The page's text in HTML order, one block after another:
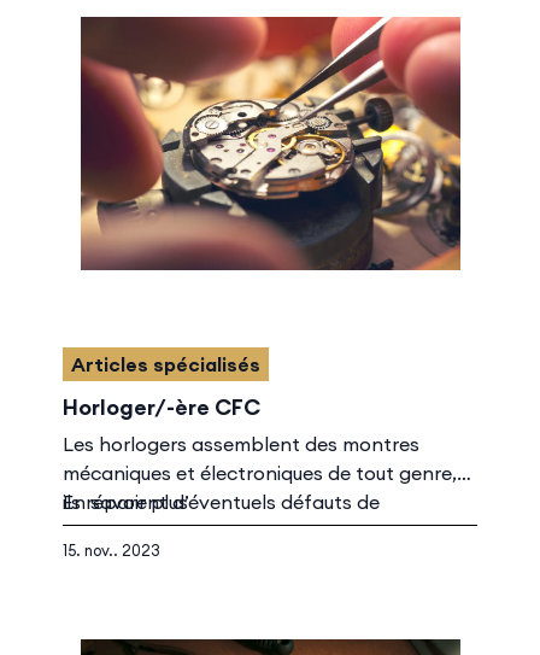
Articles spécialisés
Horloger/-ère CFC
Les horlogers assemblent des montres
mécaniques et électroniques de tout genre,
ils réparent d’éventuels défauts de
fonctionnement et maîtrisent l’ensemble des
réglages nécessaires. Ils travaillent dans une
courants.
En savoir plus
15. nov.. 2023